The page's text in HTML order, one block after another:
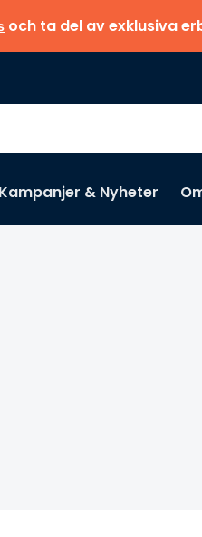
och ta del av exklusiva
Kampanjer & Nyheter